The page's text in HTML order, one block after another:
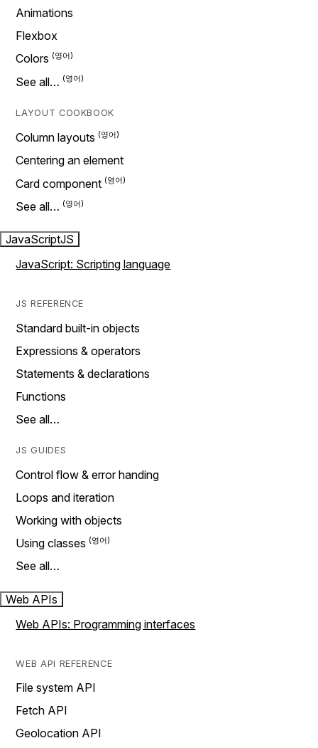
Animations
Flexbox
Colors
See all…
LAYOUT COOKBOOK
Column layouts
Centering an element
Card component
See all…
JavaScriptJS
JavaScript: Scripting language
JS REFERENCE
Standard built-in objects
Expressions & operators
Statements & declarations
Functions
See all…
JS GUIDES
Control flow & error handing
Loops and iteration
Working with objects
Using classes
See all…
Web APIs
Web APIs: Programming interfaces
WEB API REFERENCE
File system API
Fetch API
Geolocation API